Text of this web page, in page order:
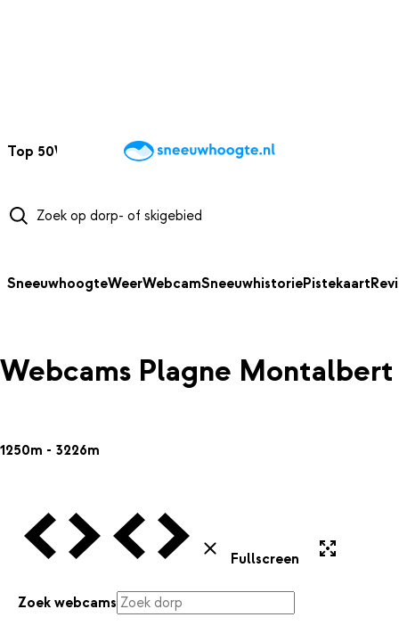
Top 50Webcams WintersportweerKaarten
SneeuwhoogteWeerWebcamSneeuwhistoriePistekaart
Webcams Plagne Montalbert
1250m - 3226m
Vorige Webcam
Volgende Webcam
Vorige Webcam
Volgende Webcam
Sluiten
Fullscreen
Zoek webcams